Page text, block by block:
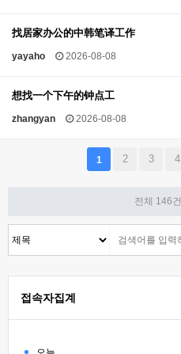
找居家办公的中韩笔译工作
yayaho 2026-08-08
想找一个下午的钟点工
zhangyan 2026-08-08
1 2 3 4
전체 146건
접속자집계